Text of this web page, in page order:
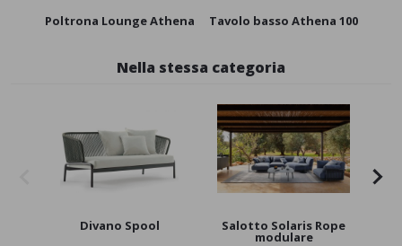
Poltrona Lounge Athena Tavolo basso Athena 100
Nella stessa categoria
Divano Spool Salotto Solaris Rope
modulare